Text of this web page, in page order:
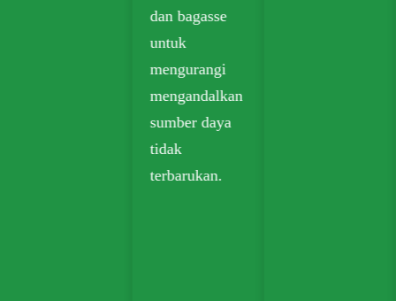
dan bagasse
untuk
mengurangi
mengandalkan
sumber daya
tidak
terbarukan.